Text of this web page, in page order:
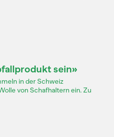
sein»
in der Schweiz
von Schafhaltern ein. Zu